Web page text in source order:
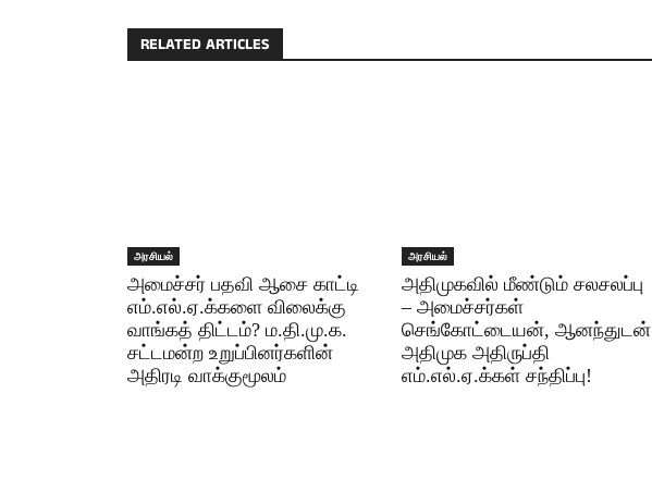
RELATED ARTICLES
அரசியல்
அமைச்சர் பதவி ஆசை காட்டி
எம்.எல்.ஏ.க்களை விலைக்கு
வாங்கத் திட்டம்? ம.தி.மு.க.
சட்டமன்ற உறுப்பினர்களின்
அதிரடி வாக்குமூலம்
அரசியல்
அதிமுகவில் மீண்டும் சலசலப்பு
– அமைச்சர்கள்
செங்கோட்டையன், ஆனந்துடன்
அதிமுக அதிருப்தி
எம்.எல்.ஏ.க்கள் சந்திப்பு!